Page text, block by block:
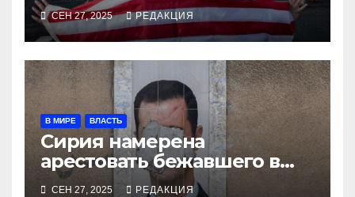
СЕН 27, 2025 РЕДАКЦИЯ
В МИРЕ ВЛАСТЬ
Сирия намерена
арестовать бежавшего в
Москву экс-диктатора
СЕН 27, 2025 РЕДАКЦИЯ